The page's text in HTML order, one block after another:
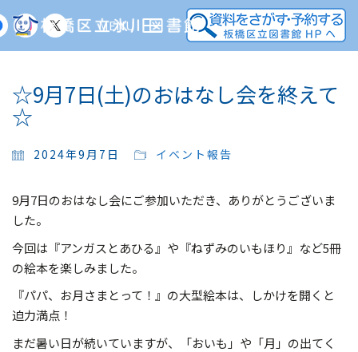
MENU
☆9月7日(土)のおはなし会を終えて
☆
2024年9月7日 イベント報告
9月7日のおはなし会にご参加いただき、ありがとうございま
した。
今回は『アンガスとあひる』や『ねずみのいもほり』など5冊
の絵本を楽しみました。
『パパ、お月さまとって！』の大型絵本は、しかけを開くと
迫力満点！
まだ暑い日が続いていますが、「おいも」や「月」の出てく